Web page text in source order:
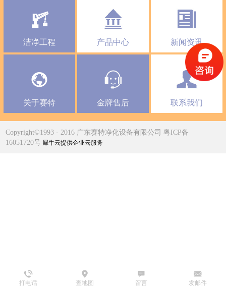
洁净工程 产品中心 新闻资讯
关于赛特 金牌售后 联系我们
Copyright©1993 - 2016 广东赛特净化设备有限公司 粤ICP备
16051720号 犀牛云提供企业云服务
打电话 查地图 发邮件
留言